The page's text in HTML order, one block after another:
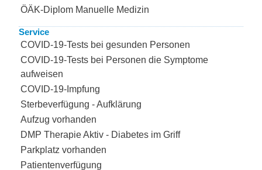
ÖÄK-Diplom Manuelle Medizin
Service
COVID-19-Tests bei gesunden Personen
COVID-19-Tests bei Personen die Symptome
aufweisen
COVID-19-Impfung
Sterbeverfügung - Aufklärung
Aufzug vorhanden
DMP Therapie Aktiv - Diabetes im Griff
Parkplatz vorhanden
Patientenverfügung